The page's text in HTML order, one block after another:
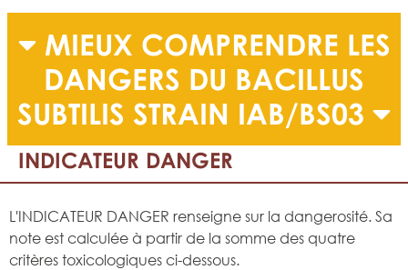
MIEUX COMPRENDRE LES
DANGERS DU BACILLUS
SUBTILIS STRAIN IAB/BS03
INDICATEUR DANGER
L'INDICATEUR DANGER renseigne sur la dangerosité. Sa
note est calculée à partir de la somme des quatre
critères toxicologiques ci-dessous.